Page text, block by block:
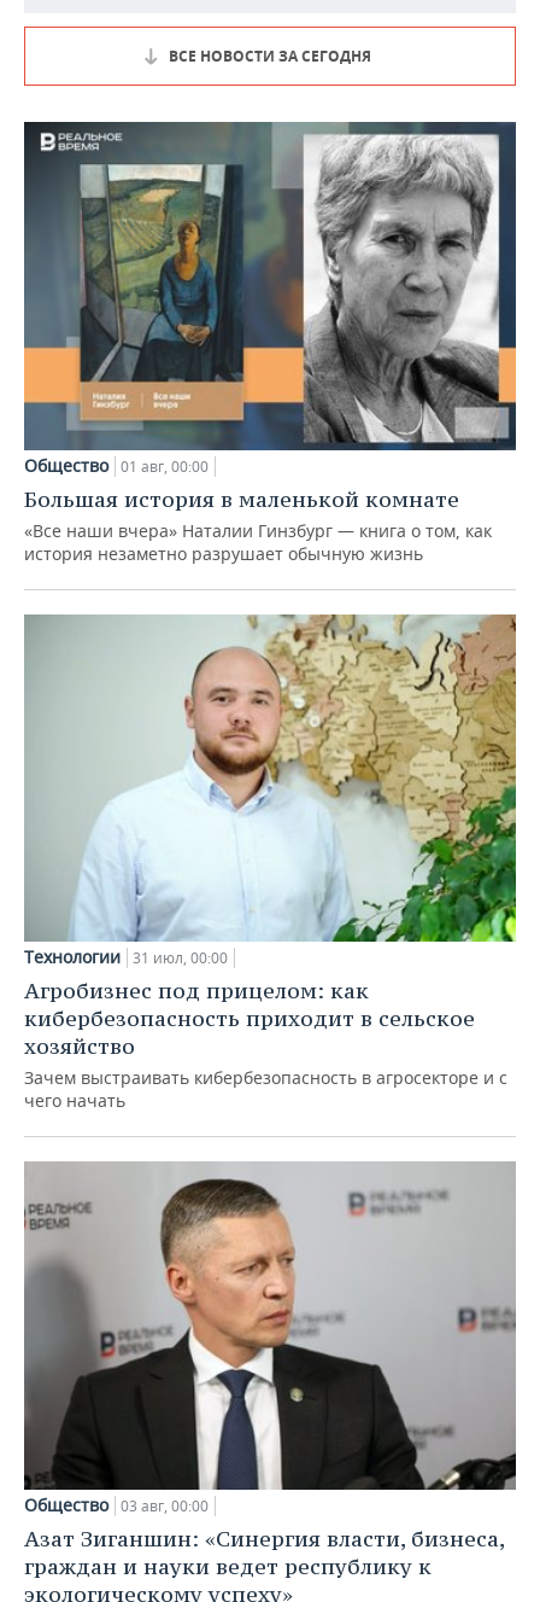
ВСЕ НОВОСТИ ЗА СЕГОДНЯ
Общество 01 авг, 00:00
Большая история в маленькой комнате
«Все наши вчера» Наталии Гинзбург — книга о том, как
история незаметно разрушает обычную жизнь
Технологии 31 июл, 00:00
Агробизнес под прицелом: как
кибербезопасность приходит в сельское
хозяйство
Зачем выстраивать кибербезопасность в агросекторе и с
чего начать
Общество 03 авг, 00:00
Азат Зиганшин: «Синергия власти, бизнеса,
граждан и науки ведет республику к
экологическому успеху»